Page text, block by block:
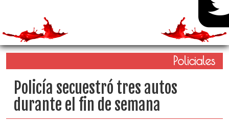
Policiales
Policía secuestró tres autos
durante el fin de semana